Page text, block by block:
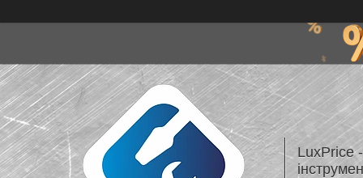
LuxPrice